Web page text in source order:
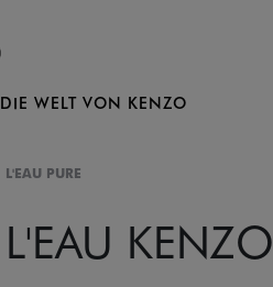
DIE WELT VON KENZO
L'EAU PURE
L'EAU KENZO